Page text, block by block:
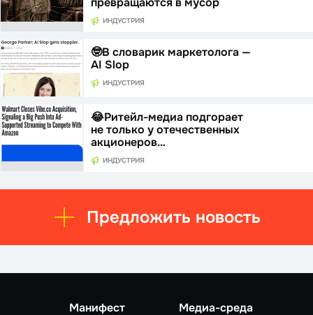
ИНДУСТРИЯ
🤓В словарик маркетолога —
AI Slop
ИНДУСТРИЯ
😂Ритейл-медиа подгорает
не только у отечественных
акционеров…
ИНДУСТРИЯ
Предложить новость
Манифест Медиа-среда